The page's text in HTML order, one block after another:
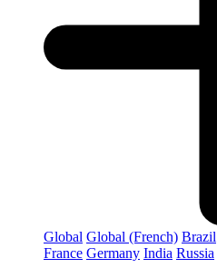
Global Global (French) Brazil
France Germany India Russia